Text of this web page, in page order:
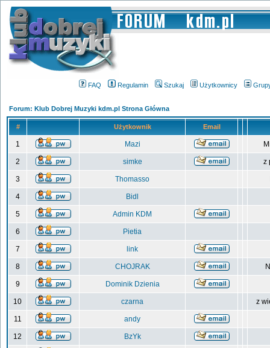
FAQ Regulamin Szukaj Użytkownicy
Forum: Klub Dobrej Muzyki kdm.pl Strona Główna
# Użytkownik Email
1 Mazi
2 simke z
3 Thomasso
4 Bidl
5 Admin KDM
6 Pietia
7 link
8 CHOJRAK
9 Dominik Dzienia
10 czarna z
11 andy
12 BzYk